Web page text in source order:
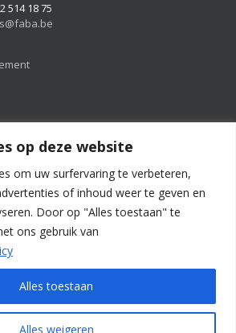
op deze website
om uw surfervaring te verbeteren,
of inhoud weer te geven en
Door op "Alles toestaan" te
ons gebruik van
Alles weigeren
Alles toestaan
514 18 75
FABA | All Rights Reserved |